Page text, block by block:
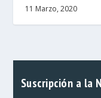
11 Marzo, 2020
Suscripción a la